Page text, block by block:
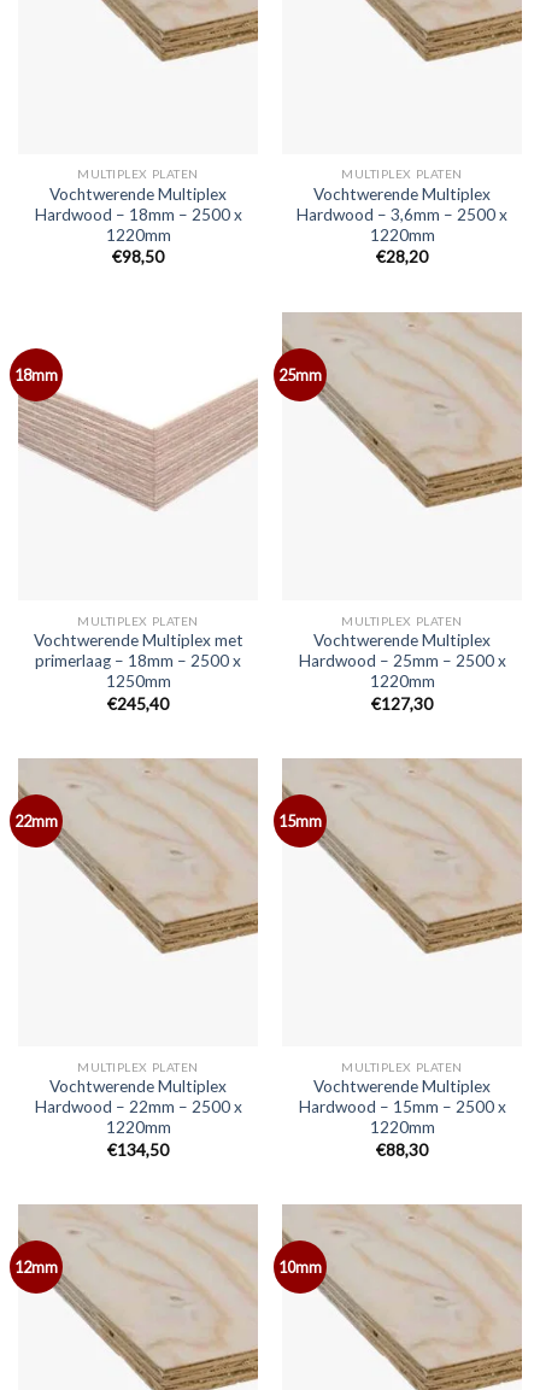
MULTIPLEX PLATEN
Vochtwerende Multiplex
Hardwood – 18mm – 2500 x
1220mm
€98,50
MULTIPLEX PLATEN
Vochtwerende Multiplex
Hardwood – 3,6mm – 2500 x
1220mm
€28,20
18mm
MULTIPLEX PLATEN
Vochtwerende Multiplex met
primerlaag – 18mm – 2500 x
1250mm
€245,40
25mm
MULTIPLEX PLATEN
Vochtwerende Multiplex
Hardwood – 25mm – 2500 x
1220mm
€127,30
22mm
MULTIPLEX PLATEN
Vochtwerende Multiplex
Hardwood – 22mm – 2500 x
1220mm
€134,50
15mm
MULTIPLEX PLATEN
Vochtwerende Multiplex
Hardwood – 15mm – 2500 x
1220mm
€88,30
12mm 10mm